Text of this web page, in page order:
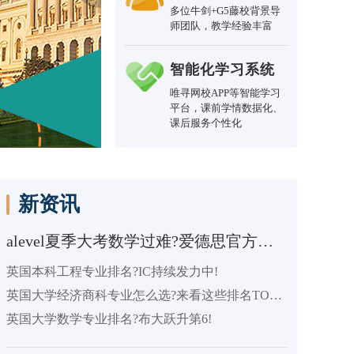
多位牛剑+G5藤校背景导
师团队，教学经验丰富
智能化学习系统
唯寻网校APP等智能学习
平台，课前学情数据化、
课后服务个性化
新资讯
alevel夏季大考数学过难?爱德思官方回应!
英国本科工程专业排名?IC持续发力中!
英国大学经济商科专业怎么选?来看这些排名TOP的学校
英国大学数学专业排名?布大跃升第6!